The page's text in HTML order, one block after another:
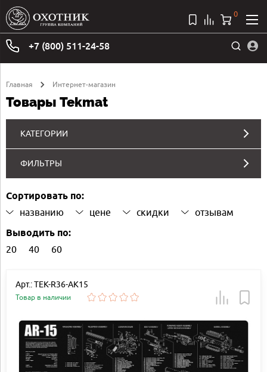
+7 (800) 511-24-58
0
Главная Интернет-магазин
Товары Tekmat
КАТЕГОРИИ
ФИЛЬТРЫ
Сортировать по:
названию цене скидки отзывам
Выводить по:
20 40 60
Арт.: TEK-R36-AK15
Товар в наличии